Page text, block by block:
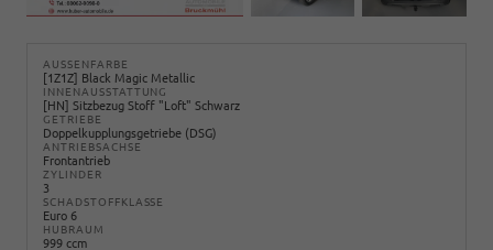
AUSSENFARBE
[1Z1Z] Black Magic Metallic
INNENAUSSTATTUNG
[HN] Sitzbezug Stoff "Loft" Schwarz
GETRIEBE
Doppelkupplungsgetriebe (DSG)
ANTRIEBSACHSE
Frontantrieb
ZYLINDER
3
SCHADSTOFFKLASSE
Euro 6
HUBRAUM
999 ccm